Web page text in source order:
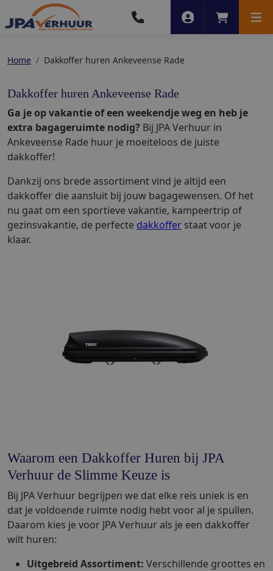
Account
Home Dakkoffer huren Ankeveense Rade
Dakkoffer huren Ankeveense Rade
Ga je op vakantie of een weekendje weg en heb je
extra bagageruimte nodig? Bij JPA Verhuur in
Ankeveense Rade huur je moeiteloos de juiste
dakkoffer!
Dankzij ons brede assortiment vind je altijd een
dakkoffer die aansluit bij jouw bagagewensen. Of het
nu gaat om een sportieve vakantie, kampeertrip of
gezinsvakantie, de perfecte dakkoffer staat voor je
klaar.
Waarom een Dakkoffer Huren bij JPA
Verhuur de Slimme Keuze is
Bij JPA Verhuur begrijpen we dat elke reis uniek is en
dat je voldoende ruimte nodig hebt voor al je spullen.
Daarom kies je voor JPA Verhuur als je een dakkoffer
wilt huren:
Uitgebreid Assortiment: Verschillende groottes en